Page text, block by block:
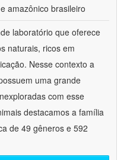
amazônico brasileiro
laboratório que oferece
naturais, ricos em
Nesse contexto a
uma grande
com esse
destacamos a família
de 49 gêneros e 592